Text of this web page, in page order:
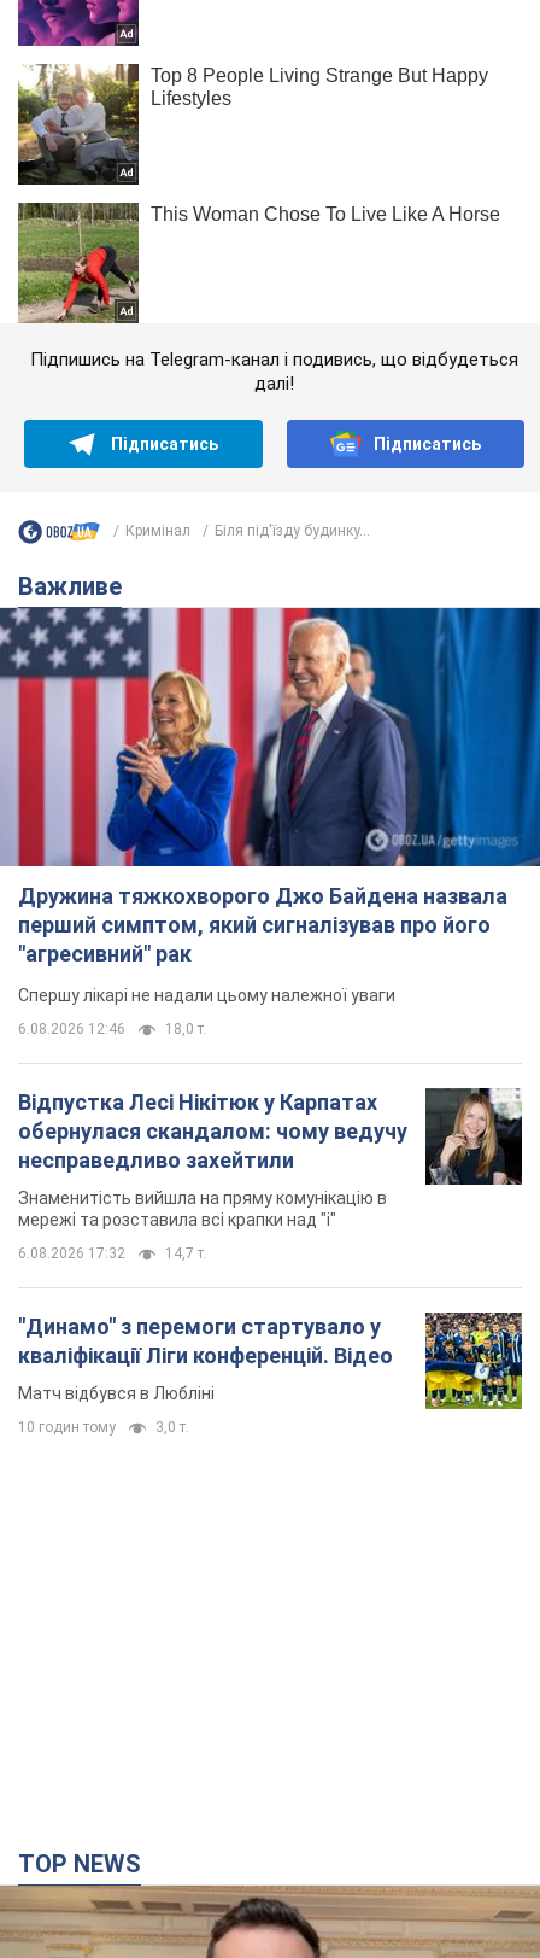
Підпишись на Telegram-канал і подивись, що відбудеться
далі!
Підписатись Підписатись
Кримінал Біля під'їзду будинку...
Важливе
Дружина тяжкохворого Джо Байдена назвала
перший симптом, який сигналізував про його
"агресивний" рак
Спершу лікарі не надали цьому належної уваги
6.08.2026 12:46 18,0 т.
Відпустка Лесі Нікітюк у Карпатах
обернулася скандалом: чому ведучу
несправедливо захейтили
Знаменитість вийшла на пряму комунікацію в
мережі та розставила всі крапки над "і"
6.08.2026 17:32 14,7 т.
"Динамо" з перемоги стартувало у
кваліфікації Ліги конференцій. Відео
Матч відбувся в Любліні
10 годин тому 3,0 т.
TOP NEWS